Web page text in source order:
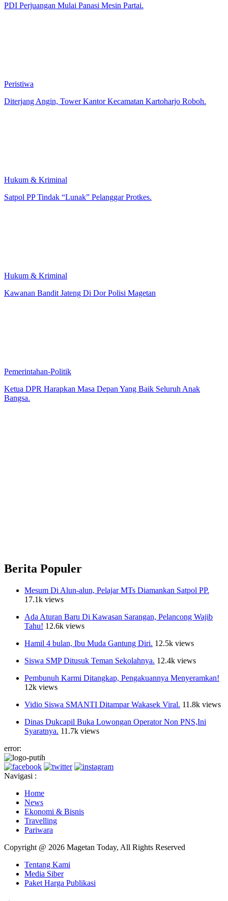
PDI Perjuangan Mulai Panasi Mesin Partai.
Peristiwa
Diterjang Angin, Tower Kantor Kecamatan Kartoharjo Roboh.
Hukum & Kriminal
Satpol PP Tindak “Lunak” Pelanggar Protkes.
Hukum & Kriminal
Kawanan Bandit Jateng Di Dor Polisi Magetan
Pemerintahan-Politik
Ketua DPR Harapkan Masa Depan Yang Baik Seluruh Anak
Bangsa.
Berita Populer
Mesum Di Alun-alun, Pelajar MTs Diamankan Satpol PP.
17.1k views
Ada Aturan Baru Di Kawasan Sarangan, Pelancong Wajib
Tahu! 12.6k views
Hamil 4 bulan, Ibu Muda Gantung Diri. 12.5k views
Siswa SMP Ditusuk Teman Sekolahnya. 12.4k views
Pembunuh Karmi Ditangkap, Pengakuannya Menyeramkan!
12k views
Vidio Siswa SMANTI Ditampar Wakasek Viral. 11.8k views
Dinas Dukcapil Buka Lowongan Operator Non PNS,Ini
Syaratnya. 11.7k views
error:
Navigasi :
Home
News
Ekonomi & Bisnis
Travelling
Pariwara
Copyright @ 2026 Magetan Today, All Rights Reserved
Tentang Kami
Media Siber
Paket Harga Publikasi